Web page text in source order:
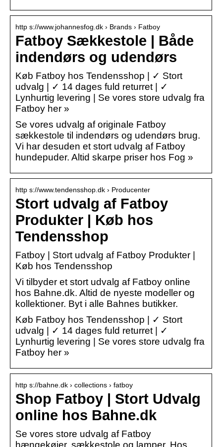
http s://www.johannesfog.dk › Brands › Fatboy
Fatboy Sækkestole | Både
indendørs og udendørs
Køb Fatboy hos Tendensshop | ✓ Stort
udvalg | ✓ 14 dages fuld returret | ✓
Lynhurtig levering | Se vores store udvalg fra
Fatboy her »
Se vores udvalg af originale Fatboy
sækkestole til indendørs og udendørs brug.
Vi har desuden et stort udvalg af Fatboy
hundepuder. Altid skarpe priser hos Fog »
http s://www.tendensshop.dk › Producenter
Stort udvalg af Fatboy
Produkter | Køb hos
Tendensshop
Fatboy | Stort udvalg af Fatboy Produkter |
Køb hos Tendensshop
Vi tilbyder et stort udvalg af Fatboy online
hos Bahne.dk. Altid de nyeste modeller og
kollektioner. Byt i alle Bahnes butikker.
Køb Fatboy hos Tendensshop | ✓ Stort
udvalg | ✓ 14 dages fuld returret | ✓
Lynhurtig levering | Se vores store udvalg fra
Fatboy her »
http s://bahne.dk › collections › fatboy
Shop Fatboy | Stort Udvalg
online hos Bahne.dk
Se vores store udvalg af Fatboy
hængekøjer, sækkestole og lamper. Hos